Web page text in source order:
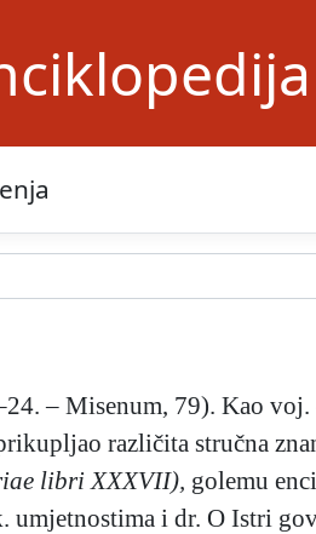
– Misenum, 79). Kao
različita stručna
libri XXXVII), golemu
i dr. O Istri